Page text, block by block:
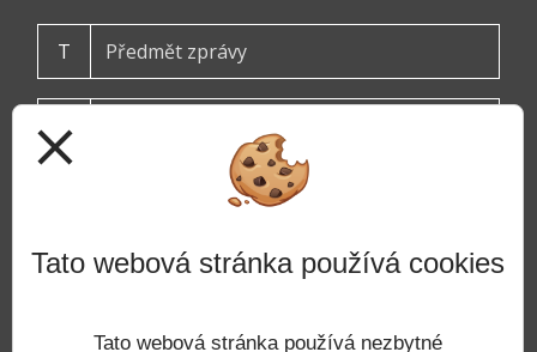
T
close
Tato webová stránka používá cookies
Tato webová stránka používá nezbytné